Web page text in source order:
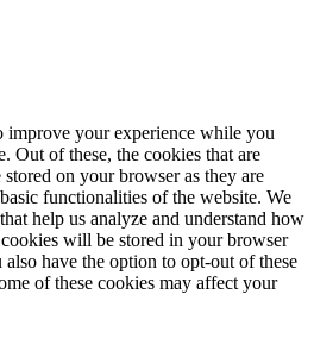
improve your experience while you
Out of these, the cookies that are
stored on your browser as they are
functionalities of the website. We
help us analyze and understand how
will be stored in your browser
have the option to opt-out of these
of these cookies may affect your